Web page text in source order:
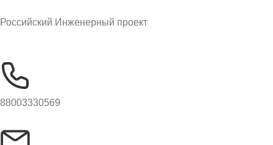
Российский Инженерный проект
88003330569